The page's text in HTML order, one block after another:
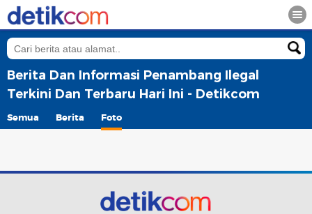
Berita Dan Informasi Penambang Ilegal
Terkini Dan Terbaru Hari Ini - Detikcom
Semua Berita Foto